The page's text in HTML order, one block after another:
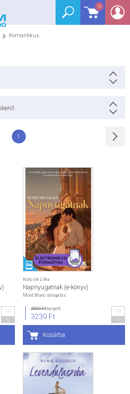
0
Romantikus
1
10
Koncsik Lilka
Napnyugatnak (e-könyv)
Mont Blanc válogatás
3599 Fthelyett
3239 Ft
10
Kosárba
SZABÁLYZAT